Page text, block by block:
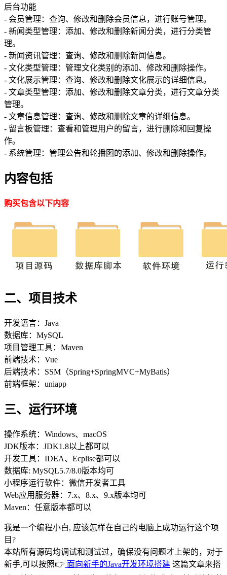
后台功能
- 会员管理：查询、修改和删除会员信息，进行账号管理。
- 新闻类型管理：添加、修改和删除新闻分类，进行分类管
理。
- 新闻资讯管理：查询、修改和删除新闻信息。
- 文化类型管理：管理文化类别的添加、修改和删除操作。
- 文化展示管理：查询、修改和删除文化展示的详细信息。
- 文章类型管理：添加、修改和删除文章分类，进行文章分类
管理。
- 文章信息管理：查询、修改和删除文章的详细信息。
- 留言板管理：查看和管理用户的留言，进行删除和回复操
作。
- 系统管理：管理公告和轮播图的添加、修改和删除操作。
内容包括
购买包含以下内容
二、项目技术
开发语言：Java
数据库：MySQL
项目管理工具：Maven
前端技术：Vue
后端技术：SSM（Spring+SpringMVC+MyBatis）
前端框架：uniapp
三、运行环境
操作系统：Windows、macOS
JDK版本：JDK1.8以上都可以
开发工具：IDEA、Ecplise都可以
数据库: MySQL5.7/8.0版本均可
小程序运行软件：微信开发者工具
Web应用服务器：7.x、8.x、9.x版本均可
Maven：任意版本都可以
我是一个编程小白, 应该怎样在自己的电脑上成功运行这个项
目?
本站所有源码均调试和测试过，确保没有问题才上架的，对于
新手,可以按照👉 面向新手的Java开发环境搭建 这篇文章来搭